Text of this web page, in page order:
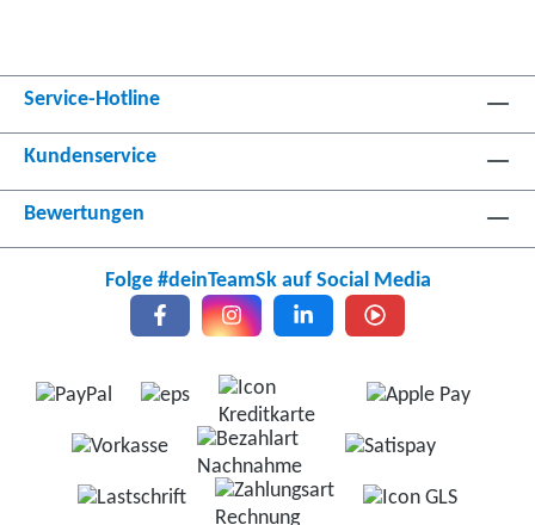
Service-Hotline
Kundenservice
Bewertungen
Folge #deinTeamSk auf Social Media